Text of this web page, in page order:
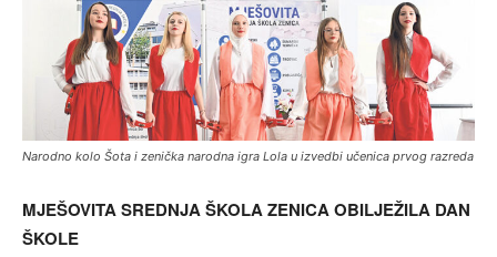
Narodno kolo Šota i zenička narodna igra Lola u izvedbi učenica prvog razreda
MJEŠOVITA SREDNJA ŠKOLA ZENICA OBILJEŽILA DAN
ŠKOLE